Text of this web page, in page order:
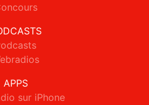
APPS
sur iPhone